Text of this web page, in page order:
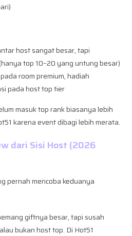
host sangat besar, tapi
top 10–20 yang untung besar)
room premium, hadiah
pada host top tier
masuk top rank biasanya lebih
karena event dibagi lebih merata.
dari Sisi Host (2026
pernah mencoba keduanya
giftnya besar, tapi susah
bukan host top. Di Hot51